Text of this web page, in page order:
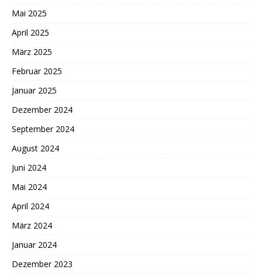
Mai 2025
April 2025
März 2025
Februar 2025
Januar 2025
Dezember 2024
September 2024
August 2024
Juni 2024
Mai 2024
April 2024
März 2024
Januar 2024
Dezember 2023